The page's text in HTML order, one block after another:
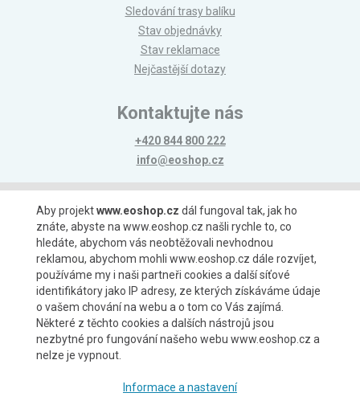
Sledování trasy balíku
Stav objednávky
Stav reklamace
Nejčastější dotazy
Kontaktujte nás
+420 844 800 222
info@eoshop.cz
Možnosti platby
Možnosti dopravy
Aby projektwww.eoshop.cz dál fungoval tak, jak ho
znáte, abyste na www.eoshop.cz našli rychle to, co
hledáte, abychom vás neobtěžovali nevhodnou
reklamou, abychom mohli www.eoshop.cz dále rozvíjet,
používáme my i naši partneři cookies a další síťové
identifikátory jako IP adresy, ze kterých získáváme údaje
o vašem chování na webu a o tom co Vás zajímá.
Některé z těchto cookies a dalších nástrojů jsou
nezbytné pro fungování našeho webu www.eoshop.cz a
nelze je vypnout.
Informace a nastavení